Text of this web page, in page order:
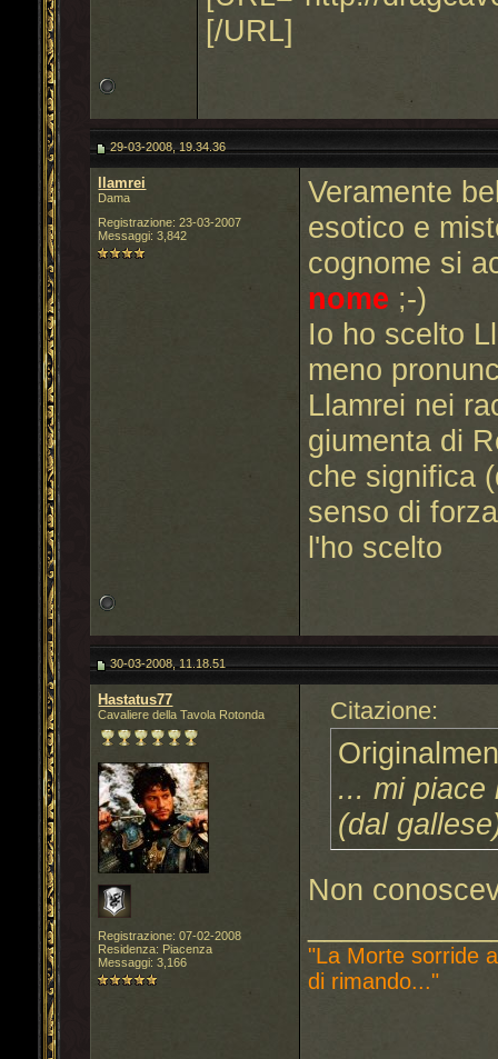
[/URL]
29-03-2008, 19.34.36
llamrei
Dama
Registrazione: 23-03-2007
Messaggi: 3,842
Veramente
esotico e
cognome si
nome ;-)
Io ho scelto
meno
Llamrei nei
giumenta di
che significa
senso di
l'ho scelto
30-03-2008, 11.18.51
Hastatus77
Cavaliere della Tavola Rotonda
Registrazione: 07-02-2008
Residenza: Piacenza
Messaggi: 3,166
Citazione:
... mi piace
(dal
Non
"La Morte sorride
di rimando..."